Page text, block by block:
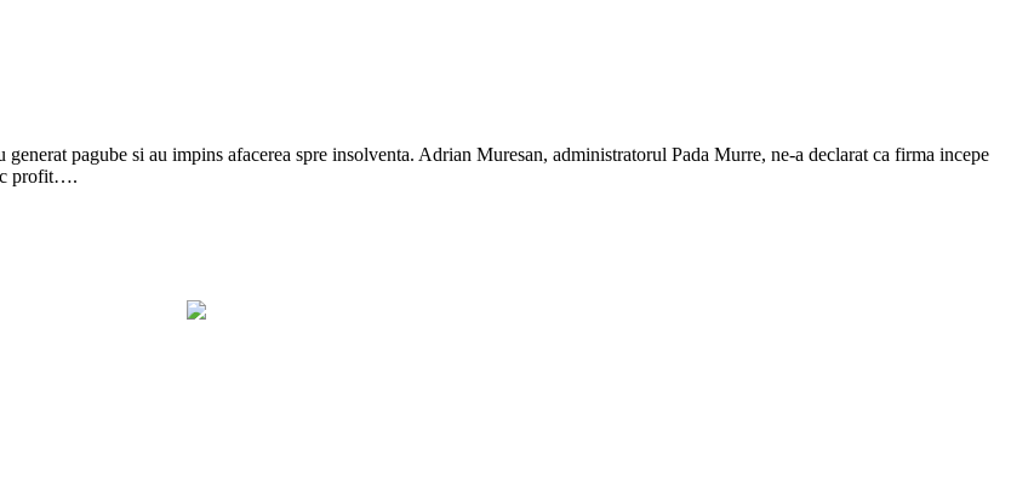
pagube si au impins afacerea spre insolventa. Adrian Muresan, administratorul Pada Murre, ne-a declarat ca firma incepe
profit….